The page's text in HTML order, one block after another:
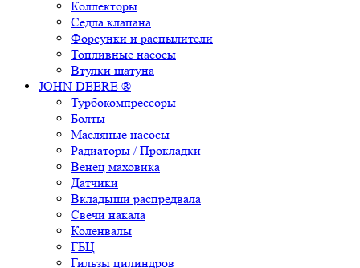
Коллекторы
Седла клапана
Форсунки и распылители
Топливные насосы
Втулки шатуна
JOHN DEERE ®
Турбокомпрессоры
Болты
Масляные насосы
Радиаторы / Прокладки
Венец маховика
Датчики
Вкладыши распредвала
Свечи накала
Коленвалы
ГБЦ
Гильзы цилиндров